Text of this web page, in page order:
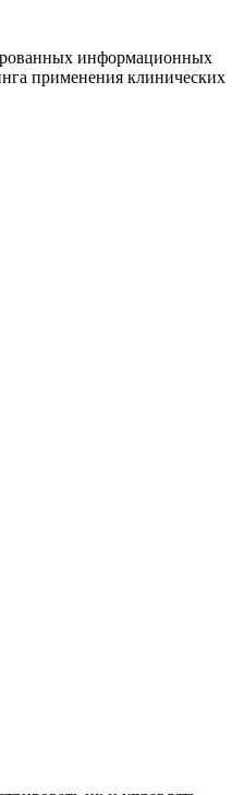
информационных
применения клинических